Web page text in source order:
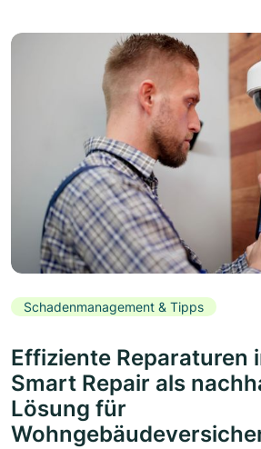
Schadenmanagement & Tipps
Effiziente Reparaturen
Smart Repair als
Lösung für